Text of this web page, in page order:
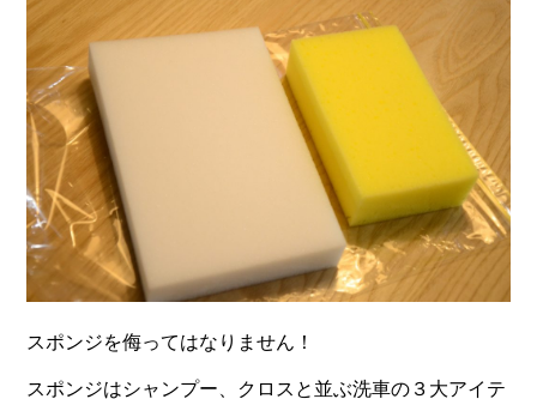
スポンジを侮ってはなりません！
スポンジはシャンプー、クロスと並ぶ洗車の３大アイテ